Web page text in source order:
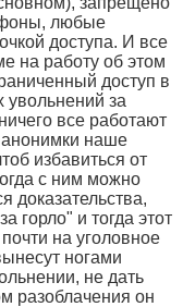
фоны, любые
доступа. И все
работу об этом
доступ в
увольнений за
все работают
анонимки наше
избавиться от
с ним можно
доказательства,
горло" и тогда этот
на уголовное
ногами
не дать
разоблачения он